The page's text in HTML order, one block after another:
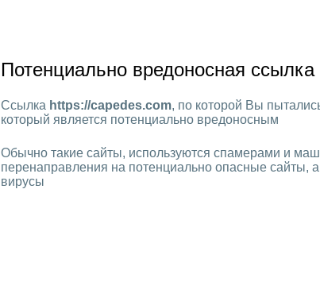
Потенциально вредоносная ссылка
Ссылка https://capedes.com, по которой Вы
который является потенциально вредоносным
Обычно такие сайты, используются спамерами и
перенаправления на потенциально опасные сайты,
вирусы